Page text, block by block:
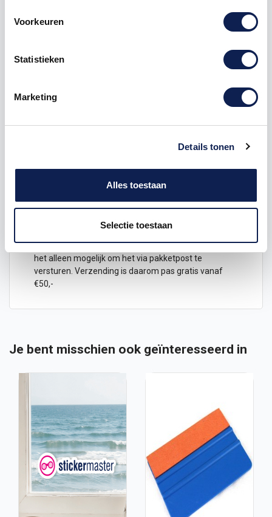
Voorkeuren
Statistieken
Marketing
Details tonen
Alles toestaan
Selectie toestaan
speciale applicatie folie waardoor de
Motorstickers
met alle verschillende logo`s leverbaar,
kunnen we ze aanbieden in meerdere kleuren per
kleurencombinatie of merk er niet tussen? Stuur ons
een mailtje naar info@stickermaster.nl en we helpen
Let op, in verband met de afmeting van de sticker is
het alleen mogelijk om het via pakketpost te
versturen. Verzending is daarom pas gratis vanaf
€50,-
Je bent misschien ook geïnteresseerd in